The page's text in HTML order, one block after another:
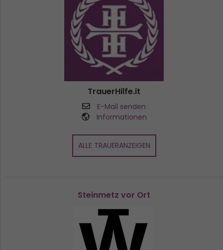
TrauerHilfe.it
E-Mail senden
Informationen
ALLE TRAUERANZEIGEN
Steinmetz vor Ort